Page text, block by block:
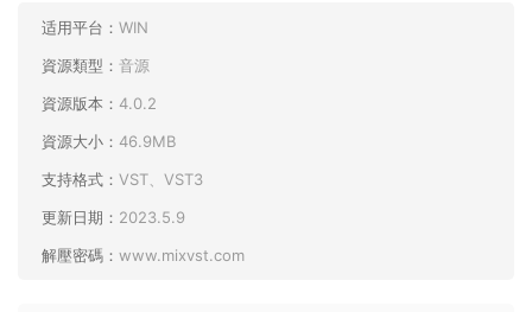
适用平台： WIN
資源類型： 音源
資源版本： 4.0.2
資源大小： 46.9MB
支持格式： VST、VST3
更新日期： 2023.5.9
解壓密碼： www.mixvst.com